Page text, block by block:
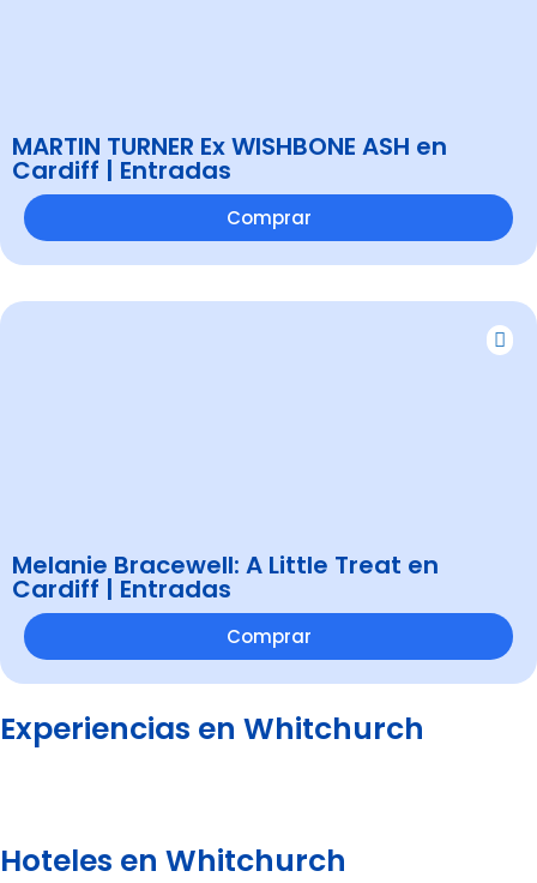
MARTIN TURNER Ex WISHBONE ASH en
Cardiff | Entradas
Comprar
Melanie Bracewell: A Little Treat en
Cardiff | Entradas
Comprar
Experiencias en Whitchurch
Hoteles en Whitchurch